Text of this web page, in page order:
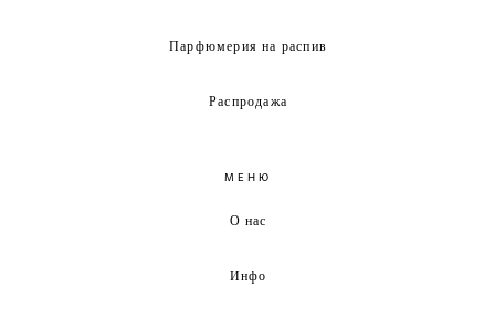
Парфюмерия на распив
Распродажа
МЕНЮ
О нас
Инфо